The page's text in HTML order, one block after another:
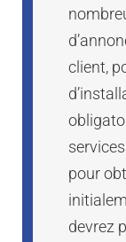
client,
pour
devrez